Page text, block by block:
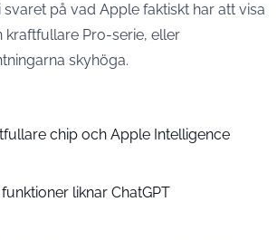
på vad Apple faktiskt har att visa
kraftfullare Pro-serie, eller
skyhöga.
chip och Apple Intelligence
liknar ChatGPT